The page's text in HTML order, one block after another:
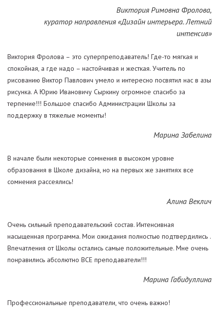
Виктория Римовна Фролова,
куратор направления «Дизайн интерьера. Летний
интенсив»
Виктория Фролова – это суперпреподаватель! Где-то мягкая и
спокойная, а где надо – настойчивая и жесткая. Учитель по
рисованию Виктор Павлович умело и интересно посвятил нас в азы
рисунка. А Юрию Ивановичу Сыркину огромное спасибо за
терпение!!! Большое спасибо Администрации Школы за
поддержку в тяжелые моменты!
Марина Забелина
В начале были некоторые сомнения в высоком уровне
образования в Школе дизайна, но на первых же занятиях все
сомнения рассеялись!
Алина Веклич
Очень сильный преподавательский состав. Интенсивная
насыщенная программа. Мои ожидания полностью подтвердились .
Впечатления от Школы остались самые положительные. Мне очень
понравились абсолютно ВСЕ преподаватели!!!
Марина Габидуллина
Профессиональные преподаватели, что очень важно!